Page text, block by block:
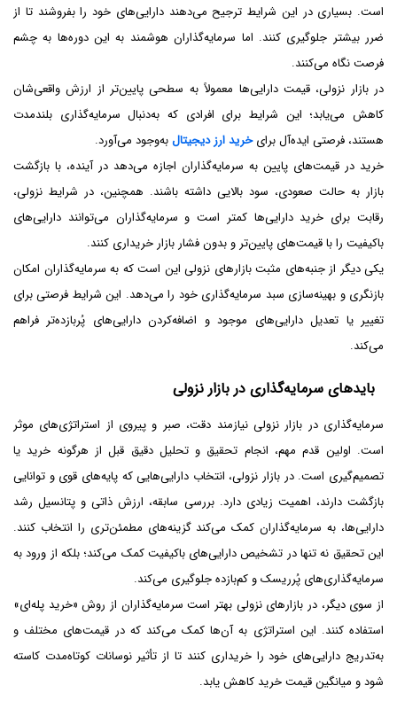
است. بسیاری در این شرایط ترجیح می‌دهند دارایی‌های خود را بفروشند تا از
ضرر بیشتر جلوگیری کنند. اما سرمایه‌گذاران هوشمند به این دوره‌ها به چشم
فرصت نگاه می‌کنند.
در بازار نزولی، قیمت دارایی‌ها معمولاً به سطحی پایین‌تر از ارزش واقعی‌شان
کاهش می‌یابد؛ این شرایط برای افرادی که به‌دنبال سرمایه‌گذاری بلندمدت
هستند، فرصتی ایده‌آل برایخرید ارز دیجیتالبه‌وجود می‌آورد.
خرید در قیمت‌های پایین به سرمایه‌گذاران اجازه می‌دهد در آینده، با بازگشت
بازار به حالت صعودی، سود بالایی داشته باشند. همچنین، در شرایط نزولی،
رقابت برای خرید دارایی‌ها کمتر است و سرمایه‌گذاران می‌توانند دارایی‌های
باکیفیت را با قیمت‌های پایین‌تر و بدون فشار بازار خریداری کنند.
یکی دیگر از جنبه‌های مثبت بازارهای نزولی این است که به سرمایه‌گذاران امکان
بازنگری و بهینه‌سازی سبد سرمایه‌گذاری خود را می‌دهد. این شرایط فرصتی برای
تغییر یا تعدیل دارایی‌های موجود و اضافه‌کردن دارایی‌های پُربازده‌تر فراهم
می‌کند.
بایدهای سرمایه‌گذاری در بازار نزولی
سرمایه‌گذاری در بازار نزولی نیازمند دقت، صبر و پیروی از استراتژی‌های موثر
است. اولین قدم مهم، انجام تحقیق و تحلیل دقیق قبل از هرگونه خرید یا
تصمیم‌گیری است. در بازار نزولی، انتخاب دارایی‌هایی که پایه‌های قوی و توانایی
بازگشت دارند، اهمیت زیادی دارد. بررسی سابقه، ارزش ذاتی و پتانسیل رشد
دارایی‌ها، به سرمایه‌گذاران کمک می‌کند گزینه‌های مطمئن‌تری را انتخاب کنند.
این تحقیق نه تنها در تشخیص دارایی‌های باکیفیت کمک می‌کند؛ بلکه از ورود به
سرمایه‌گذاری‌های پُرریسک و کم‌بازده جلوگیری می‌کند.
از سوی دیگر، در بازارهای نزولی بهتر است سرمایه‌گذاران از روش «خرید پله‌ای»
استفاده کنند. این استراتژی به آن‌ها کمک می‌کند که در قیمت‌های مختلف و
به‌تدریج دارایی‌های خود را خریداری کنند تا از تأثیر نوسانات کوتاه‌مدت کاسته
شود و میانگین قیمت خرید کاهش یابد.